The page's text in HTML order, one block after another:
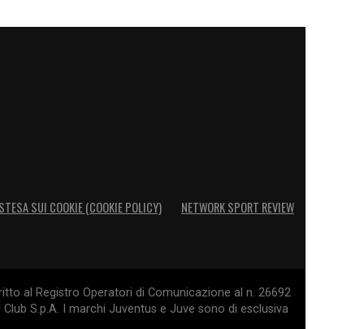
SUI COOKIE (COOKIE POLICY) NETWORK SPORT REVIEW
al Registro Operatori di Comunicazione al n. 26692
S.p.A. I marchi Juventus e Juve sono di esclusiva